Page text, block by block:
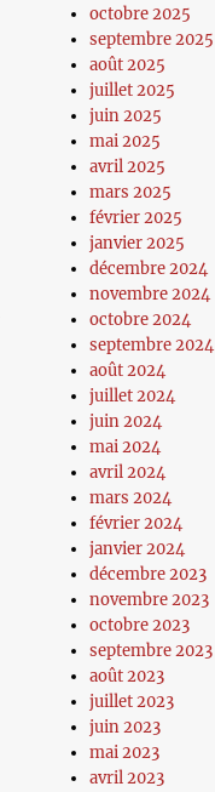
octobre 2025
septembre 2025
août 2025
juillet 2025
juin 2025
mai 2025
avril 2025
mars 2025
février 2025
janvier 2025
décembre 2024
novembre 2024
octobre 2024
septembre 2024
août 2024
juillet 2024
juin 2024
mai 2024
avril 2024
mars 2024
février 2024
janvier 2024
décembre 2023
novembre 2023
octobre 2023
septembre 2023
août 2023
juillet 2023
juin 2023
mai 2023
avril 2023